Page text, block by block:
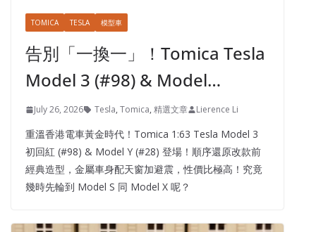
TOMICA TESLA 模型車
告別「一換一」！Tomica Tesla
Model 3 (#98) & Model…
July 26, 2026 Tesla, Tomica, 精選文章 Lierence Li
重溫香港電車黃金時代！Tomica 1:63 Tesla Model 3
初回紅 (#98) & Model Y (#28) 登場！順序還原改款前
經典造型，金屬車身配天窗加避震，性價比極高！究竟
幾時先輪到 Model S 同 Model X 呢？